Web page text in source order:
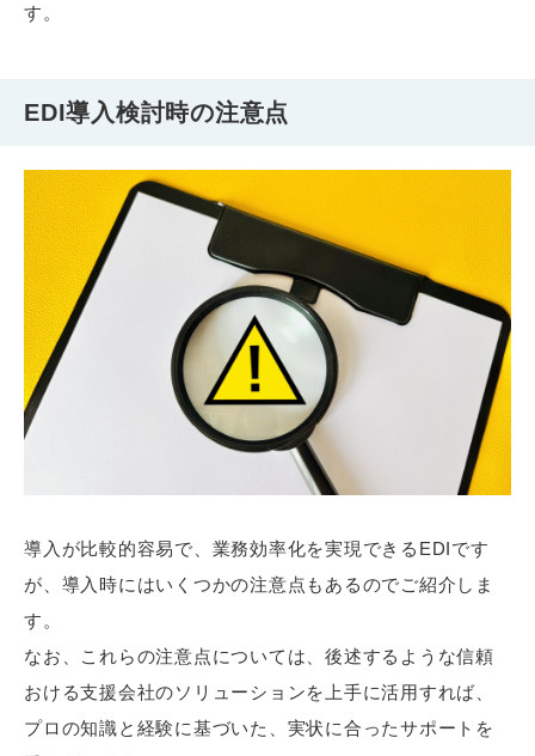
す。
EDI導入検討時の注意点
導入が比較的容易で、業務効率化を実現できるEDIです
が、導入時にはいくつかの注意点もあるのでご紹介しま
す。
なお、これらの注意点については、後述するような信頼
おける支援会社のソリューションを上手に活用すれば、
プロの知識と経験に基づいた、実状に合ったサポートを